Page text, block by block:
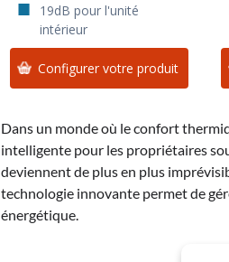
19dB pour l'unité
intérieur
Configurer votre produit
Dans un monde où le confort
intelligente pour les propriétaires
deviennent de plus en plus
technologie innovante permet de
énergétique.